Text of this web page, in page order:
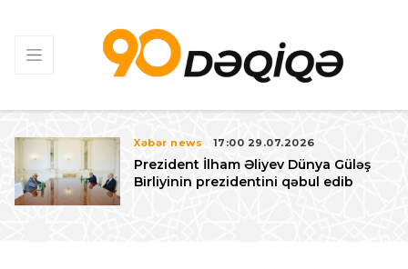
Xəbər news 17:00 29.07.2026
Prezident İlham Əliyev Dünya Güləş
Birliyinin prezidentini qəbul edib